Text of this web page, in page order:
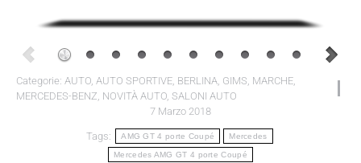
Categorie: AUTO, AUTO SPORTIVE, BERLINA, GIMS, MARCHE,
MERCEDES-BENZ, NOVITÀ AUTO, SALONI AUTO
7 Marzo 2018
Tags: AMG GT 4 porte Coupé Mercedes
Mercedes AMG GT 4 porte Coupé